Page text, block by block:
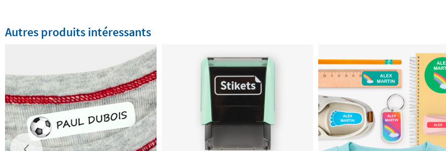
Autres produits intéressants